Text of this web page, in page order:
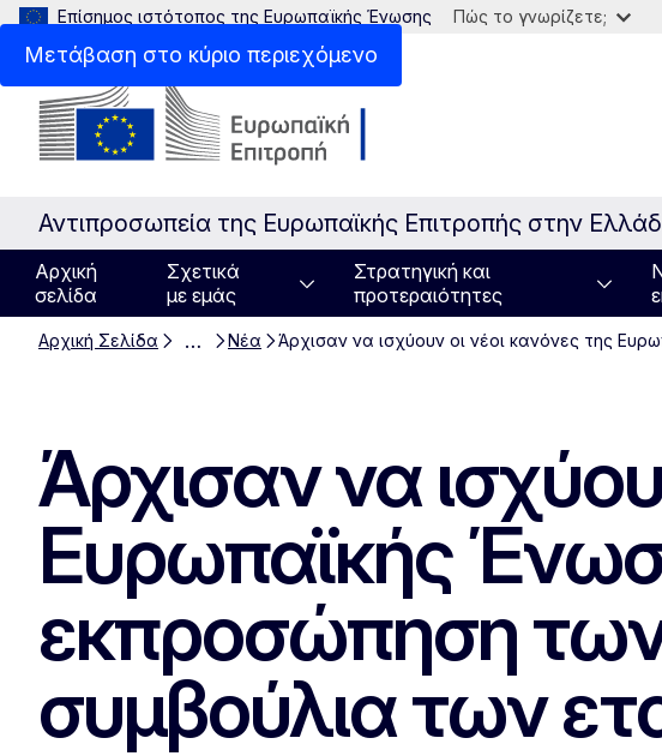
Μετάβαση στο κύριο περιεχόμενο
Επίσημος ιστότοπος της Ευρωπαϊκής Ένωσης Πώς το γνωρίζετε;
Αντιπροσωπεία της Ευρωπαϊκής Επιτροπής στην
Αρχική
σελίδα
Σχετικά
με εμάς
Στρατηγική και
προτεραιότητες
Αρχική Σελίδα … Νέα Άρχισαν να ισχύουν οι νέοι κανόνες της
Άρχισαν να
Ευρωπαϊκής
εκπροσώπηση των
συμβούλια των